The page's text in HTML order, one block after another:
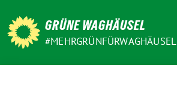
zum
Inhalt
GRÜNE WAGHÄUSEL
#MEHRGRÜNFÜRWAGHÄUSEL